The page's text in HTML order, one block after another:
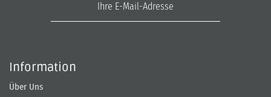
Information
Über Uns